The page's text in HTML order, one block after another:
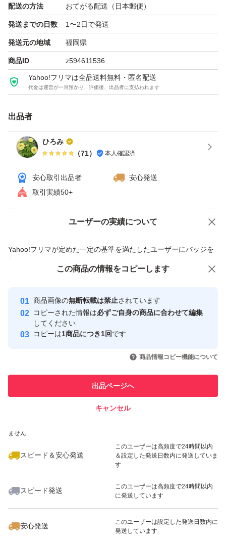
配送の方法 おてがる配送（日本郵便）
発送までの日数 1〜2日で発送
発送元の地域 福岡県
商品ID z594611536
Yahoo!フリマは全品送料無料・匿名配送
代金は運営が一旦預かり、評価後、出品者に支払われます
出品者
ひろみ
（71） 本人確認済
安心取引出品者
安心発送
取引実績50+
ユーザーの実績について
Yahoo!フリマが定めた一定の基準を満たしたユーザーにバッジを
付与しています
安心取引出品者
心・安全なユーザーです
取引実績
引を完了させた実績があります
での取引実績があります
ません
スピード＆安心発送
このユーザーは高頻度で24時間以内
＆設定した発送日数内に発送していま
す
スピード発送
このユーザーは高頻度で24時間以内
に発送しています
安心発送
このユーザーは設定した発送日数内に
発送しています
価格の相談 商品への質問
この商品の情報をコピーします
商品画像の無断転載は禁止されています
コピーされた情報は必ずご自身の商品に合わせて編集
してください
コピーは1商品につき1回です
商品情報コピー機能について
出品ページへ
キャンセル
この商品をみている人にオススメ
いいね！
4,500